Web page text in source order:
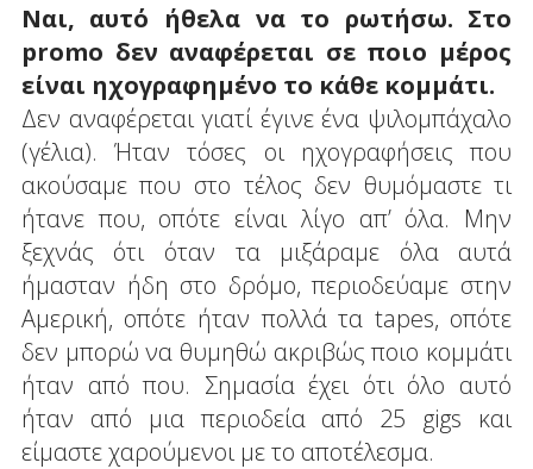
Ναι, αυτό ήθελα να το ρωτήσω. Στο
promo δεν αναφέρεται σε ποιο μέρος
είναι ηχογραφημένο το κάθε κομμάτι.
Δεν αναφέρεται γιατί έγινε ένα ψιλομπάχαλο
(γέλια). Ήταν τόσες οι ηχογραφήσεις που
ακούσαμε που στο τέλος δεν θυμόμαστε τι
ήτανε που, οπότε είναι λίγο απ’ όλα. Μην
ξεχνάς ότι όταν τα μιξάραμε όλα αυτά
ήμασταν ήδη στο δρόμο, περιοδεύαμε στην
Αμερική, οπότε ήταν πολλά τα tapes, οπότε
δεν μπορώ να θυμηθώ ακριβώς ποιο κομμάτι
ήταν από που. Σημασία έχει ότι όλο αυτό
ήταν από μια περιοδεία από 25 gigs και
είμαστε χαρούμενοι με το αποτέλεσμα.